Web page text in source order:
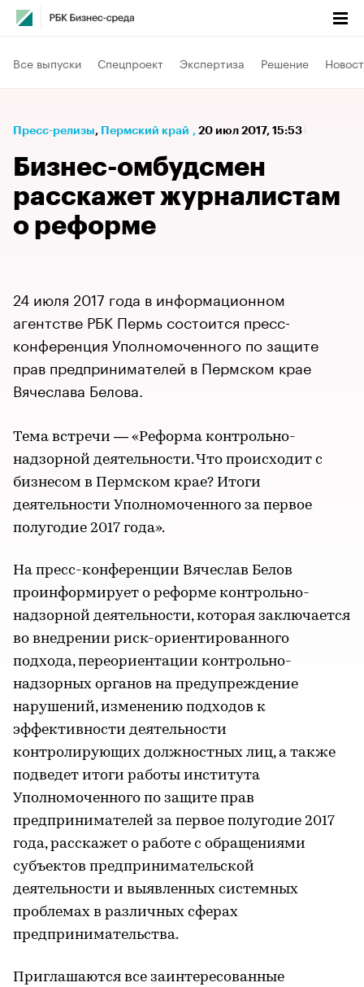
Все выпуски Спецпроект Экспертиза Решение
Пресс-релизы⁠, Пермский край , 20 июл 2017, 15:53
Бизнес-омбудсмен
расскажет журналистам
о реформе
24 июля 2017 года в информационном
агентстве РБК Пермь состоится пресс-
конференция Уполномоченного по защите
прав предпринимателей в Пермском крае
Вячеслава Белова.
Тема встречи — «Реформа контрольно-
надзорной деятельности. Что происходит с
бизнесом в Пермском крае? Итоги
деятельности Уполномоченного за первое
полугодие 2017 года».
На пресс-конференции Вячеслав Белов
проинформирует о реформе контрольно-
надзорной деятельности, которая заключается
во внедрении риск-ориентированного
подхода, переориентации контрольно-
надзорных органов на предупреждение
нарушений, изменению подходов к
эффективности деятельности
контролирующих должностных лиц, а также
подведет итоги работы института
Уполномоченного по защите прав
предпринимателей за первое полугодие 2017
года, расскажет о работе с обращениями
субъектов предпринимательской
деятельности и выявленных системных
проблемах в различных сферах
предпринимательства.
Приглашаются все заинтересованные